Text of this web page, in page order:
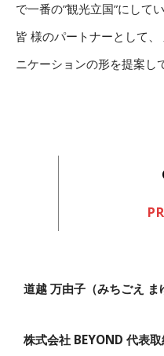
で一番の”観光立国”にして
皆 様のパートナーとして
ニケーションの形を提案し
道越 万由子（みちごえ ま
株式会社 BEYOND 代表